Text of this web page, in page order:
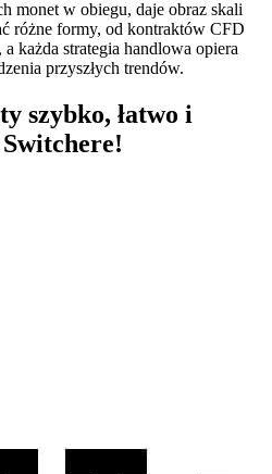
monet w obiegu, daje obraz skali
różne formy, od kontraktów CFD
każda strategia handlowa opiera
przyszłych trendów.
szybko, łatwo i